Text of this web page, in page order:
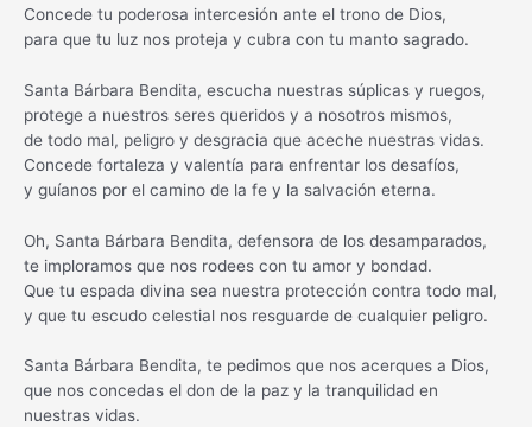
Concede tu poderosa intercesión ante el trono de Dios,
para que tu luz nos proteja y cubra con tu manto sagrado.
Santa Bárbara Bendita, escucha nuestras súplicas y ruegos,
protege a nuestros seres queridos y a nosotros mismos,
de todo mal, peligro y desgracia que aceche nuestras vidas.
Concede fortaleza y valentía para enfrentar los desafíos,
y guíanos por el camino de la fe y la salvación eterna.
Oh, Santa Bárbara Bendita, defensora de los desamparados,
te imploramos que nos rodees con tu amor y bondad.
Que tu espada divina sea nuestra protección contra todo mal,
y que tu escudo celestial nos resguarde de cualquier peligro.
Santa Bárbara Bendita, te pedimos que nos acerques a Dios,
que nos concedas el don de la paz y la tranquilidad en
nuestras vidas.